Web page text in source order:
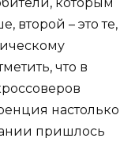
которым
второй – это те,
что в
настолько
пришлось